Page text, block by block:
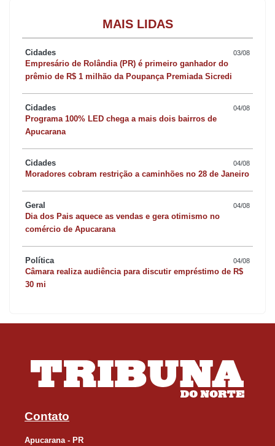
MAIS LIDAS
Cidades 03/08
Empresário de Rolândia (PR) é primeiro ganhador do
prêmio de R$ 1 milhão da Poupança Premiada Sicredi
Cidades 04/08
Programa 100% LED chega a mais dois bairros de
Apucarana
Cidades 04/08
Moradores cobram restrição a caminhões no 28 de Janeiro
Geral 04/08
Dia dos Pais aquece as vendas e gera otimismo no
comércio de Apucarana
Política 04/08
Câmara realiza audiência para discutir empréstimo de R$
30 mi
Contato
Apucarana - PR